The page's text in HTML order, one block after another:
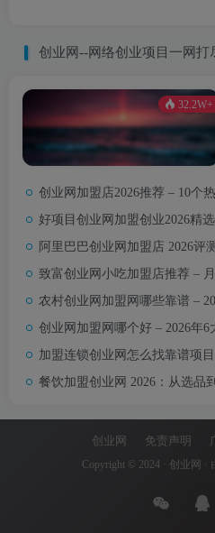
创业网--网络创业项目一网打
32.2W+
创业网加盟店2026推荐 – 10个热门项目月收益3-8万元真实
好项目创业网加盟创业2026精选 – 5万内热门项目月入
阿里巴巴创业网加盟店 2026评测 – 哪些项目值得加盟+真实费用
致富创业网小吃加盟店推荐 – 月入过万的6类小吃项目及选
农村创业网加盟网哪些靠谱 – 2026年5大平台测评与
创业网加盟网哪个好 – 2026年6大平台实测对比与选
加盟连锁创业网怎么找靠谱项目 – 2026年避坑指南与
餐饮加盟创业网 2026：从选品到开店，10万以内最值得加盟的7个
创业网 免责声明
Copyright © 2024 · 创业网 ·